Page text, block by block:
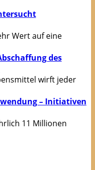
Wert auf eine
des
wirft jeder
– Initiativen
11 Millionen